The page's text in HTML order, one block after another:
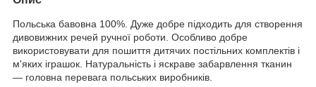
Польська бавовна 100%. Дуже добре підходить для створення
дивовижних речей ручної роботи. Особливо добре
використовувати для пошиття дитячих постільних комплектів і
м'яких іграшок. Натуральність і яскраве забарвлення тканин
— головна перевага польських виробників.